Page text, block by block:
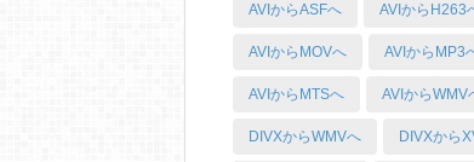
AVIからASFへ AVIからH263
AVIからMOVへ AVIからMP3
AVIからMTSへ AVIからWMV
DIVXからWMVへ DIVXから